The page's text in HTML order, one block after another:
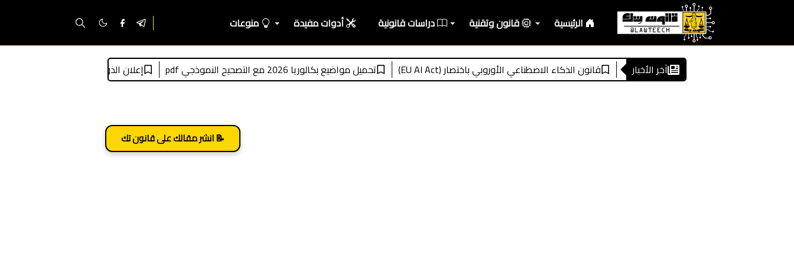
الرئيسية قانون وتقنية دراسات قانونية أدوات مفيدة منوعات
آخر الأخبارالأرضية الرقمية للمعادلات الإدارية قانون الذكاء الاصطناعي الأوروبي باختصار (EU AI Act) تحميل مواضيع بكالوريا 2026 مع التصحيح النموذجي pdf إعلان الدورة الثانية للمسابقة الوطنية لتوظيف الطلبة القضاة 2026: الشروط، التسجيل،
📝 انشر مقالك على قانون تك